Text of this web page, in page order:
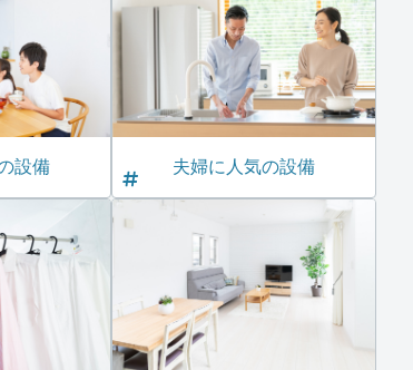
設備 夫婦に人気の設備